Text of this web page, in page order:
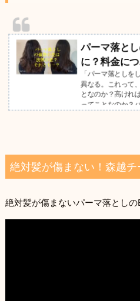
パーマ落と
に？料金に
「パーマ落としを
異なる。これって
となのか？高けれ
ってことなのか？
段について解説。
絶対髪が傷まない！森越
絶対髪が傷まないパーマ落とし